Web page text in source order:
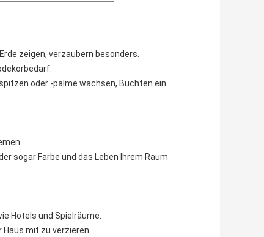
zeigen, verzaubern besonders.
oder -palme wachsen, Buchten ein.
sogar Farbe und das Leben Ihrem Raum
Hotels und Spielräume.
Haus mit zu verzieren.